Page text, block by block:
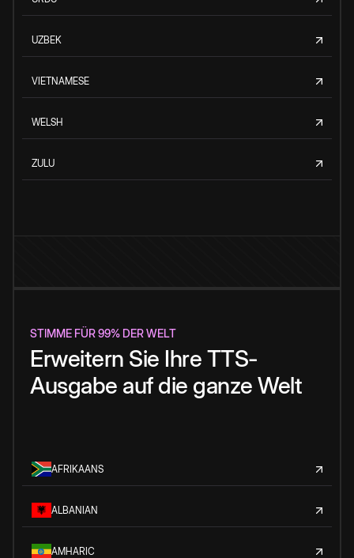
UZBEK
VIETNAMESE
WELSH
ZULU
STIMME FÜR 99% DER WELT
Erweitern Sie Ihre TTS-
Ausgabe auf die ganze Welt
AFRIKAANS
ALBANIAN
AMHARIC